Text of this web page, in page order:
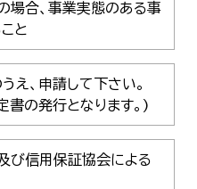
場合、事業実態のある事
と
え、申請して下さい。
の発行となります。)
び信用保証協会による